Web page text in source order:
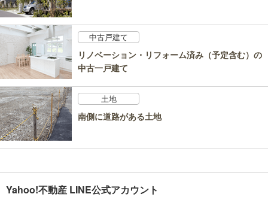
中古戸建て
リノベーション・リフォーム済み（予定含む）の
中古一戸建て
土地
南側に道路がある土地
Yahoo!不動産 LINE公式アカウント